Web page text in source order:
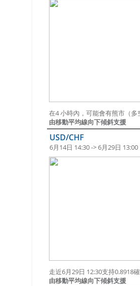
在4 小時內，可能會有熊市（
由移動平均線向下傾斜支援
USD/CHF
6月14日 14:30 -> 6月29日 13:00
走近6月29日 12:30支持0.8918
由移動平均線向下傾斜支援